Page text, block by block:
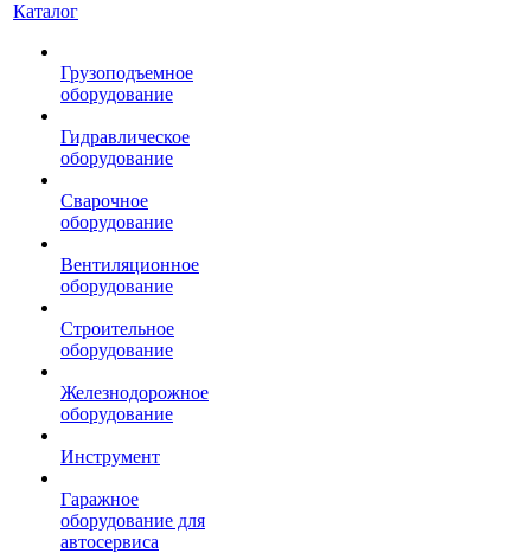
Каталог
Грузоподъемное
оборудование
Гидравлическое
оборудование
Сварочное
оборудование
Вентиляционное
оборудование
Строительное
оборудование
Железнодорожное
оборудование
Инструмент
Гаражное
оборудование для
автосервиса